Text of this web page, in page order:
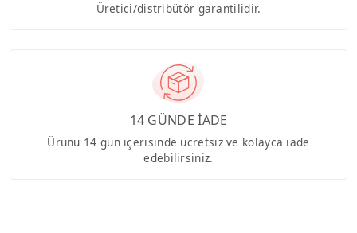
Üretici/distribütör garantilidir.
14 GÜNDE İADE
Ürünü 14 gün içerisinde ücretsiz ve kolayca iade
edebilirsiniz.